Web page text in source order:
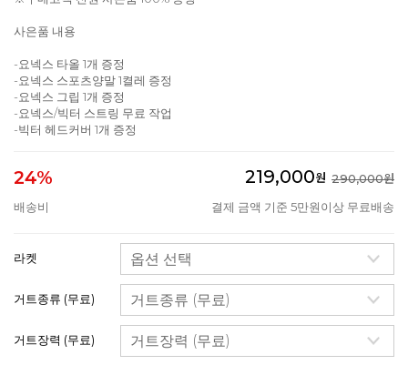
사은품 내용
-요넥스 타올 1개 증정
-요넥스 스포츠양말 1켤레 증정
-요넥스 그립 1개 증정
-요넥스/빅터 스트링 무료 작업
-빅터 헤드커버 1개 증정
24% 219,000원 290,000원
배송비
결제 금액 기준 5만원이상 무료배송
라켓
거트종류 (무료)
거트장력 (무료)